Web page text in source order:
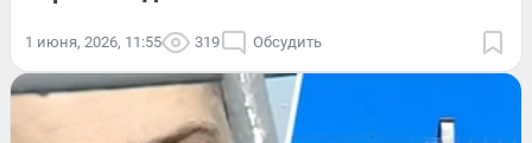
1 июня, 2026, 11:55 319 Обсудить